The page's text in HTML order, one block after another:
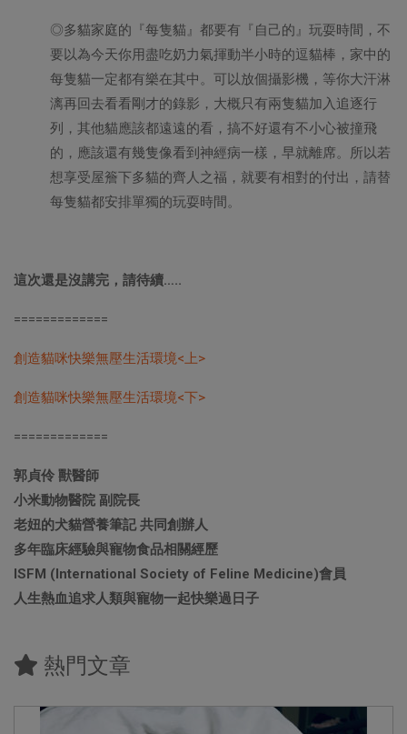
◎多貓家庭的『每隻貓』都要有『自己的』玩耍時間，不
要以為今天你用盡吃奶力氣揮動半小時的逗貓棒，家中的
每隻貓一定都有樂在其中。可以放個攝影機，等你大汗淋
漓再回去看看剛才的錄影，大概只有兩隻貓加入追逐行
列，其他貓應該都遠遠的看，搞不好還有不小心被撞飛
的，應該還有幾隻像看到神經病一樣，早就離席。所以若
想享受屋簷下多貓的齊人之福，就要有相對的付出，請替
每隻貓都安排單獨的玩耍時間。
這次還是沒講完，請待續…..
=============
創造貓咪快樂無壓生活環境<上>
創造貓咪快樂無壓生活環境<下>
=============
郭貞伶 獸醫師
小米動物醫院 副院長
老妞的犬貓營養筆記 共同創辦人
多年臨床經驗與寵物食品相關經歷
ISFM (International Society of Feline Medicine)會員
人生熱血追求人類與寵物一起快樂過日子
熱門文章